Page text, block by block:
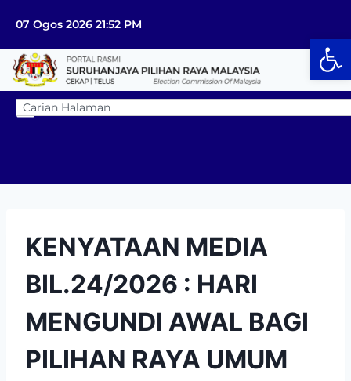
07 Ogos 2026 21:52 PM
KENYATAAN MEDIA
BIL.24/2026 : HARI
MENGUNDI AWAL BAGI
PILIHAN RAYA UMUM